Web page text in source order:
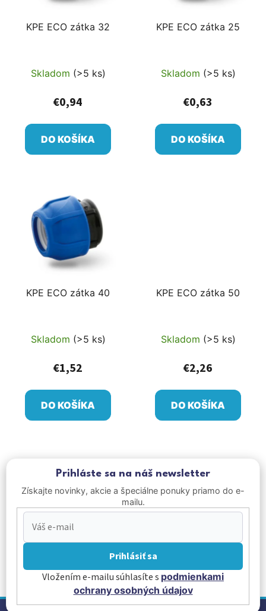
KPE ECO zátka 32
Skladom (>5 ks)
€0,94
DO KOŠÍKA
KPE ECO zátka 25
Skladom (>5 ks)
€0,63
DO KOŠÍKA
KPE ECO zátka 40
Skladom (>5 ks)
€1,52
DO KOŠÍKA
KPE ECO zátka 50
Skladom (>5 ks)
€2,26
DO KOŠÍKA
Prihláste sa na náš newsletter
Získajte novinky, akcie a špeciálne ponuky priamo do e-
mailu.
Prihlásiť sa
Vložením e-mailu súhlasíte s podmienkami
ochrany osobných údajov
Z